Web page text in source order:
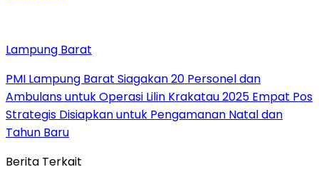
Lampung Barat
PMI Lampung Barat Siagakan 20 Personel dan
Ambulans untuk Operasi Lilin Krakatau 2025 Empat Pos
Strategis Disiapkan untuk Pengamanan Natal dan
Tahun Baru
Berita Terkait